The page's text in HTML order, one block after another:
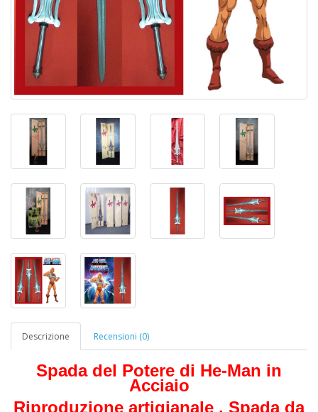
Descrizione Recensioni (0)
Spada del Potere di He-Man in
Acciaio
Riproduzione artigianale . Spada da